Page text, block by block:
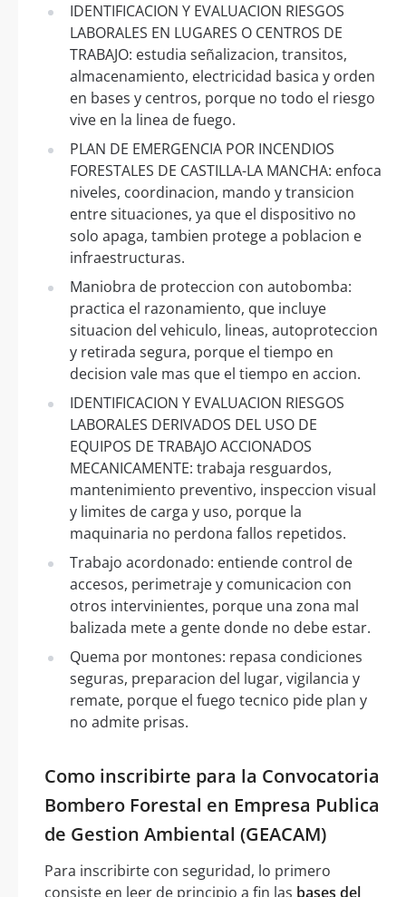
IDENTIFICACION Y EVALUACION RIESGOS
LABORALES EN LUGARES O CENTROS DE
TRABAJO: estudia señalizacion, transitos,
almacenamiento, electricidad basica y orden
en bases y centros, porque no todo el riesgo
vive en la linea de fuego.
PLAN DE EMERGENCIA POR INCENDIOS
FORESTALES DE CASTILLA-LA MANCHA: enfoca
niveles, coordinacion, mando y transicion
entre situaciones, ya que el dispositivo no
solo apaga, tambien protege a poblacion e
infraestructuras.
Maniobra de proteccion con autobomba:
practica el razonamiento, que incluye
situacion del vehiculo, lineas, autoproteccion
y retirada segura, porque el tiempo en
decision vale mas que el tiempo en accion.
IDENTIFICACION Y EVALUACION RIESGOS
LABORALES DERIVADOS DEL USO DE
EQUIPOS DE TRABAJO ACCIONADOS
MECANICAMENTE: trabaja resguardos,
mantenimiento preventivo, inspeccion visual
y limites de carga y uso, porque la
maquinaria no perdona fallos repetidos.
Trabajo acordonado: entiende control de
accesos, perimetraje y comunicacion con
otros intervinientes, porque una zona mal
balizada mete a gente donde no debe estar.
Quema por montones: repasa condiciones
seguras, preparacion del lugar, vigilancia y
remate, porque el fuego tecnico pide plan y
no admite prisas.
Como inscribirte para la Convocatoria
Bombero Forestal en Empresa Publica
de Gestion Ambiental (GEACAM)
Para inscribirte con seguridad, lo primero
consiste en leer de principio a fin las bases del